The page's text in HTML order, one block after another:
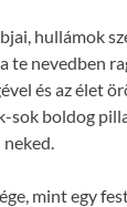
hullámok
te nevedben
és az élet
sok boldog
neked.
mint egy